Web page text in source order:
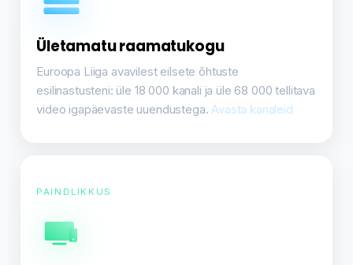
Ületamatu raamatukogu
Euroopa Liiga avavilest eilsete õhtuste
esilinastusteni: üle 18 000 kanali ja üle 68 000 tellitava
video igapäevaste uuendustega.Avasta kanaleid
PAINDLIKKUS